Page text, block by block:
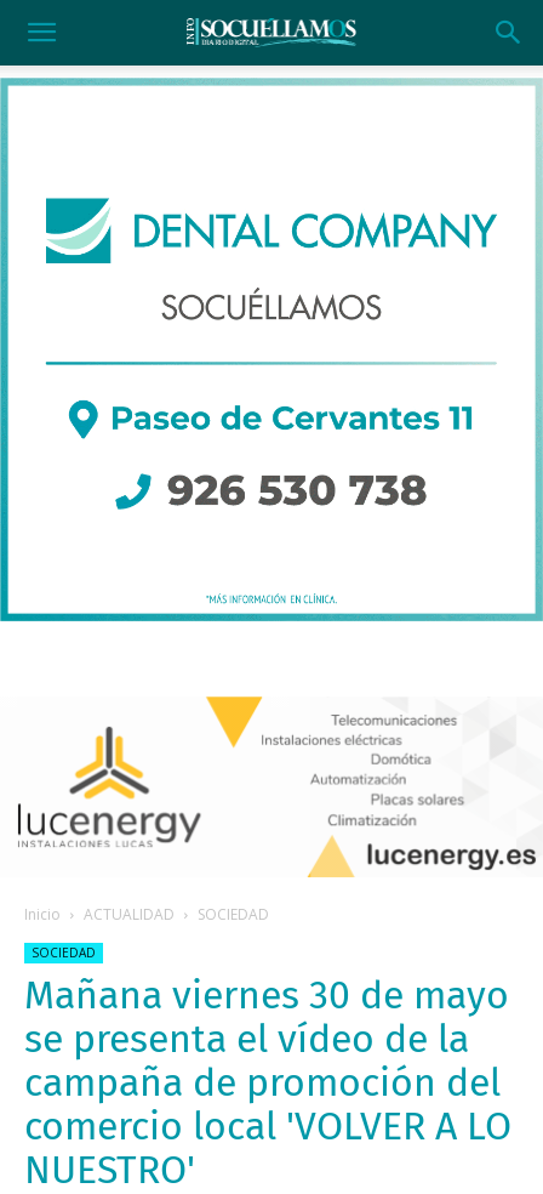
Inicio ACTUALIDAD SOCIEDAD
SOCIEDAD
Mañana viernes 30 de mayo
se presenta el vídeo de la
campaña de promoción del
comercio local 'VOLVER A LO
NUESTRO'